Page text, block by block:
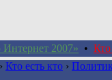
2007» • Кто
› Кто есть кто ›